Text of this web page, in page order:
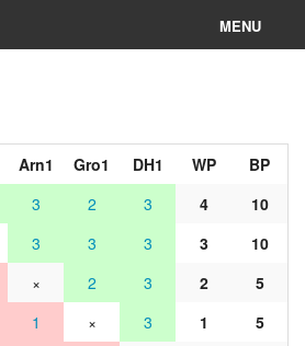
MENU
Arn1 Gro1 DH1 WP
BP
3 2 3 4
10
3 3 3 3
10
× 2 3 2
5
1 × 3 1
5